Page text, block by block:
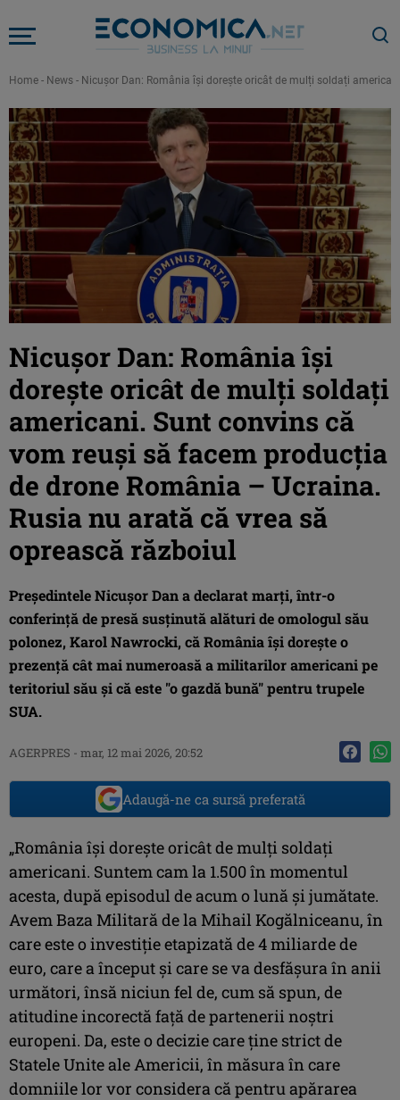
Home - News - Nicușor Dan: România își dorește oricât de mulți soldați
Nicușor Dan: România își
dorește oricât de mulți soldați
americani. Sunt convins că
vom reuși să facem producția
de drone România – Ucraina.
Rusia nu arată că vrea să
oprească războiul
Preşedintele Nicuşor Dan a declarat marţi, într-o
conferinţă de presă susţinută alături de omologul său
polonez, Karol Nawrocki, că România îşi doreşte o
prezenţă cât mai numeroasă a militarilor americani pe
teritoriul său şi că este "o gazdă bună" pentru trupele
SUA.
AGERPRES - mar, 12 mai 2026, 20:52
Adaugă-ne ca sursă preferată
„România îşi doreşte oricât de mulţi soldaţi
americani. Suntem cam la 1.500 în momentul
acesta, după episodul de acum o lună şi jumătate.
Avem Baza Militară de la Mihail Kogălniceanu, în
care este o investiţie etapizată de 4 miliarde de
euro, care a început şi care se va desfăşura în anii
următori, însă niciun fel de, cum să spun, de
atitudine incorectă faţă de partenerii noştri
europeni. Da, este o decizie care ţine strict de
Statele Unite ale Americii, în măsura în care
domniile lor vor considera că pentru apărarea